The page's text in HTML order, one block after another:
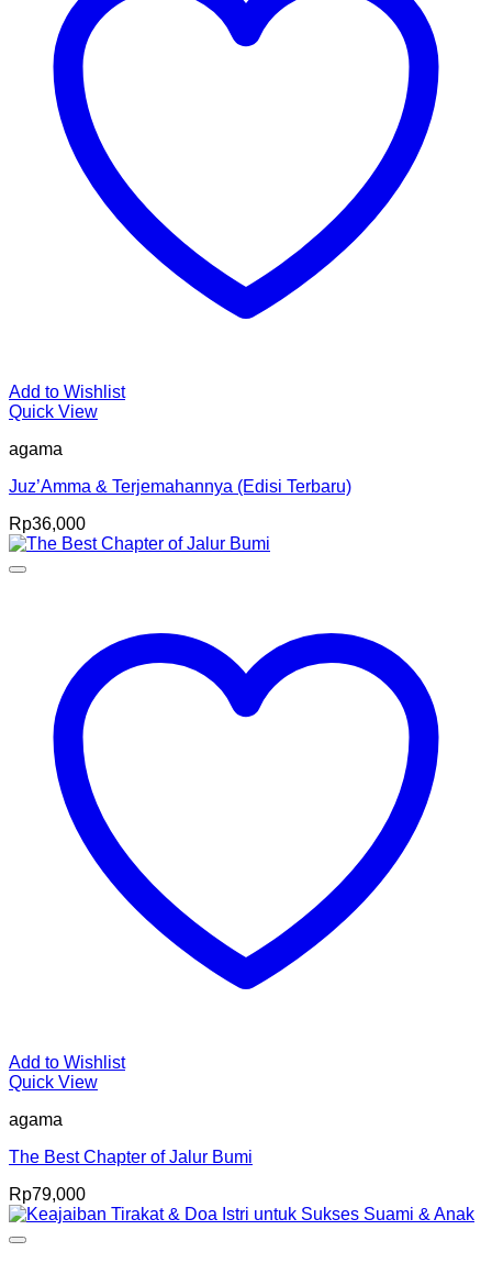
Add to Wishlist
Quick View
agama
Juz’Amma & Terjemahannya (Edisi Terbaru)
Rp36,000
Add to Wishlist
Quick View
agama
The Best Chapter of Jalur Bumi
Rp79,000